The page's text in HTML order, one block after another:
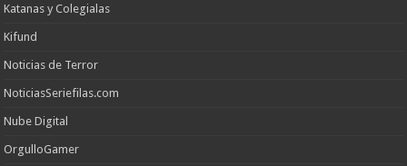
Katanas y Colegialas
Kifund
Noticias de Terror
NoticiasSeriefilas.com
Nube Digital
OrgulloGamer